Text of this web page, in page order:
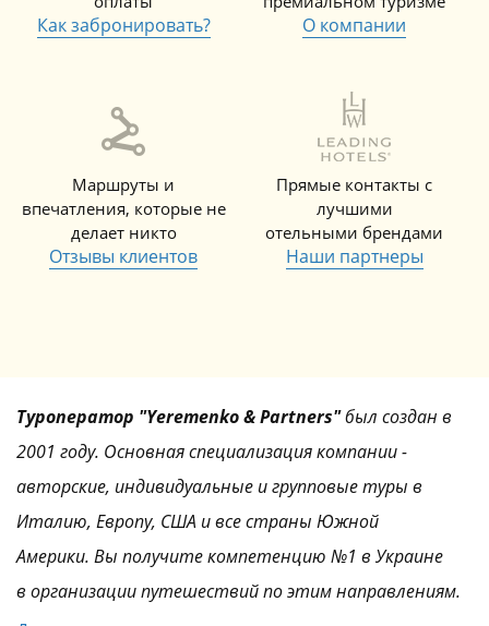
Как забронировать? О компании
Маршруты и
впечатления, которые не
делает никто
Отзывы клиентов
Прямые контакты с
лучшими
отельными брендами
Наши партнеры
Туроператор "Yeremenko & Partners"был создан в
2001 году. Основная специализация компании -
авторские, индивидуальные и групповые туры в
Италию, Европу, США и все страны Южной
Америки. Вы получите компетенцию №1 в Украине
в организации путешествий по этим направлениям.